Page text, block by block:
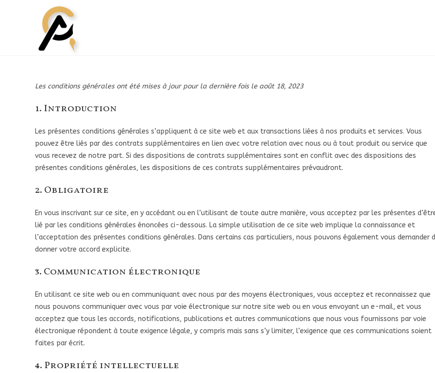
Les conditions générales ont été mises à jour pour la dernière fois le août 18, 2023
1. Introduction
Les présentes conditions générales s’appliquent à ce site web et aux transactions liées à nos produits et services. Vous
pouvez être liés par des contrats supplémentaires en lien avec votre relation avec nous ou à tout produit ou service que
vous recevez de notre part. Si des dispositions de contrats supplémentaires sont en conflit avec des dispositions des
présentes conditions générales, les dispositions de ces contrats supplémentaires prévaudront.
2. Obligatoire
En vous inscrivant sur ce site, en y accédant ou en l’utilisant de toute autre manière, vous acceptez par les présentes
lié par les conditions générales énoncées ci-dessous. La simple utilisation de ce site web implique la connaissance et
l’acceptation des présentes conditions générales. Dans certains cas particuliers, nous pouvons également vous demander
donner votre accord explicite.
3. Communication électronique
En utilisant ce site web ou en communiquant avec nous par des moyens électroniques, vous acceptez et reconnaissez que
nous pouvons communiquer avec vous par voie électronique sur notre site web ou en vous envoyant un e-mail, et vous
acceptez que tous les accords, notifications, publications et autres communications que nous vous fournissons par voie
électronique répondent à toute exigence légale, y compris mais sans s’y limiter, l’exigence que ces communications soient
faites par écrit.
4. Propriété intellectuelle